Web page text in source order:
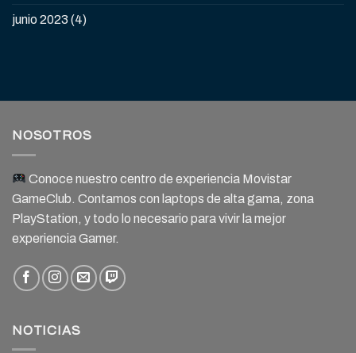
junio 2023 (4)
NOSOTROS
Conoce nuestro centro de experiencia Movistar
GameClub. Contamos con laptops de alta gama, zona
PlayStation, y todo lo necesario para vivir la mejor
experiencia Gamer.
NOTICIAS